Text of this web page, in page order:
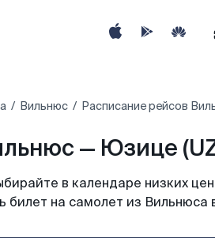
Вильнюс Расписание рейсов
— Юзице
в календаре низких
билет на самолет из